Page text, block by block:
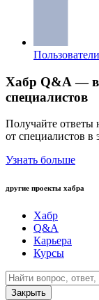
Пользователи
Хабр Q&A —
специалистов
Получайте ответы
от специалистов в
Узнать больше
другие проекты хабра
Хабр
Q&A
Карьера
Курсы
Закрыть